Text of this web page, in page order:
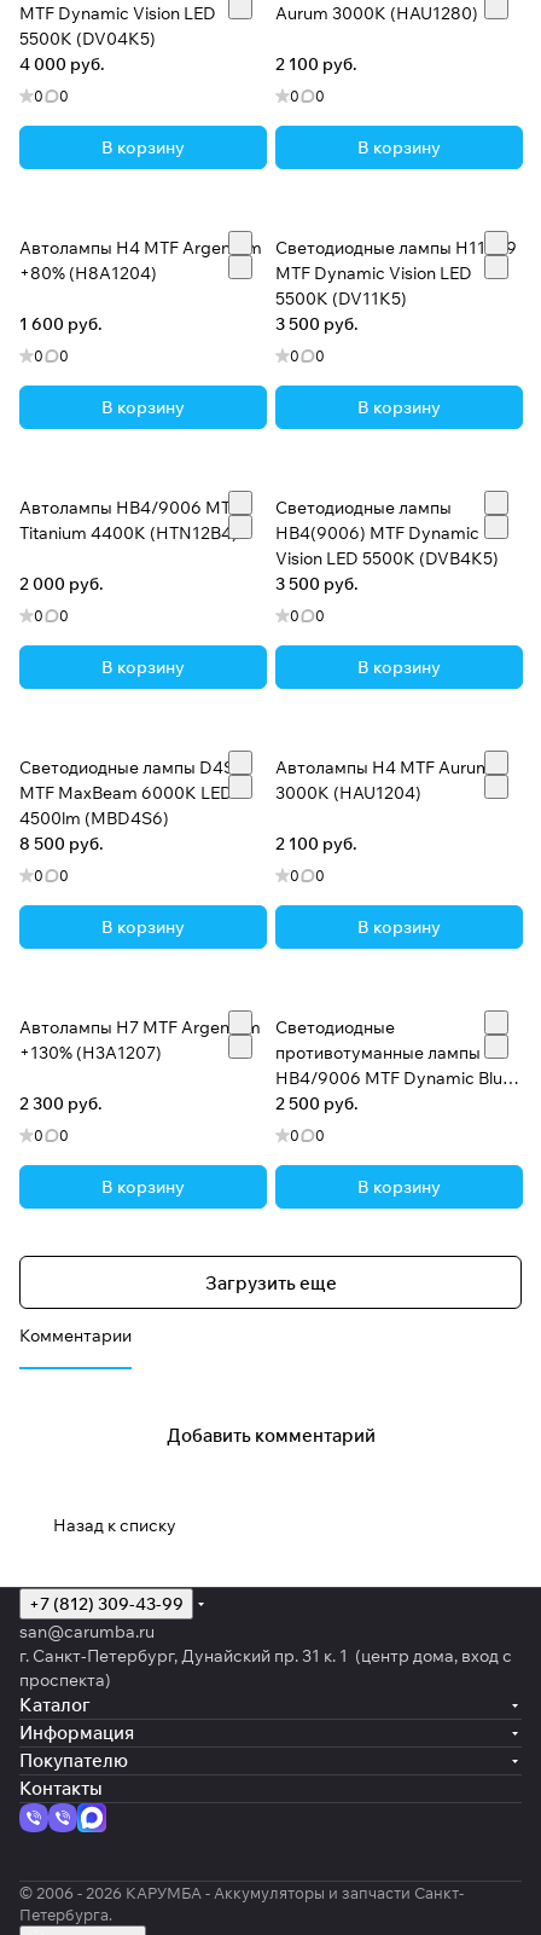
MTF Dynamic Vision LED
5500K (DV04K5)
4 000 руб.
0 0
В корзину
Aurum 3000K (HAU1280)
2 100 руб.
0 0
В корзину
Автолампы H4 MTF Argentum
+80% (H8A1204)
1 600 руб.
0 0
В корзину
Светодиодные лампы H11/H9
MTF Dynamic Vision LED
5500K (DV11K5)
3 500 руб.
0 0
В корзину
Автолампы HB4/9006 MTF
Titanium 4400K (HTN12B4)
2 000 руб.
0 0
В корзину
Светодиодные лампы
HB4(9006) MTF Dynamic
Vision LED 5500K (DVB4K5)
3 500 руб.
0 0
В корзину
Светодиодные лампы D4S
MTF MaxBeam 6000K LED
4500lm (MBD4S6)
8 500 руб.
0 0
В корзину
Автолампы H4 MTF Aurum
3000K (HAU1204)
2 100 руб.
0 0
В корзину
Автолампы H7 MTF Argentum
+130% (H3A1207)
2 300 руб.
0 0
В корзину
Светодиодные
противотуманные лампы
HB4/9006 MTF Dynamic Blue
5500K (MLHB4K5)
2 500 руб.
0 0
В корзину
Загрузить еще
Комментарии
Добавить комментарий
Назад к списку
+7 (812) 309-43-99
san@carumba.ru
г. Санкт-Петербург, Дунайский пр. 31 к. 1 (центр дома, вход с
проспекта)
Каталог
Информация
Покупателю
Контакты
© 2006 - 2026 КАРУМБА - Аккумуляторы и запчасти Санкт-
Петербурга.